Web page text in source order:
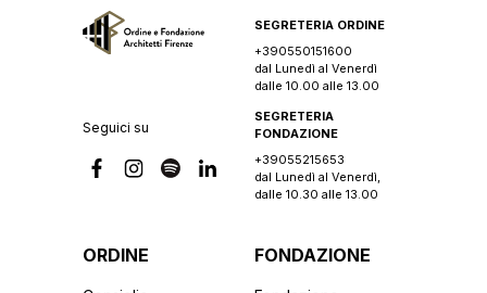
Seguici su
SEGRETERIA ORDINE
+390550151600
dal Lunedì al Venerdì
dalle 10.00 alle 13.00
SEGRETERIA
FONDAZIONE
+39055215653
dal Lunedì al Venerdì,
dalle 10.30 alle 13.00
ORDINE FONDAZIONE